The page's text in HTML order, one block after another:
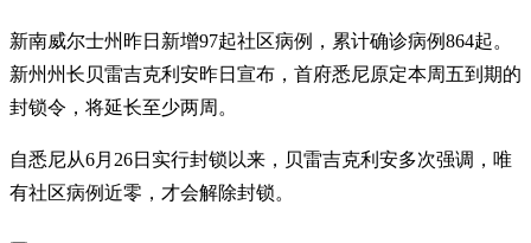
新南威尔士州昨日新增97起社区病例，累计确诊病例864起。
新州州长贝雷吉克利安昨日宣布，首府悉尼原定本周五到期的
封锁令，将延长至少两周。
自悉尼从6月26日实行封锁以来，贝雷吉克利安多次强调，唯
有社区病例近零，才会解除封锁。